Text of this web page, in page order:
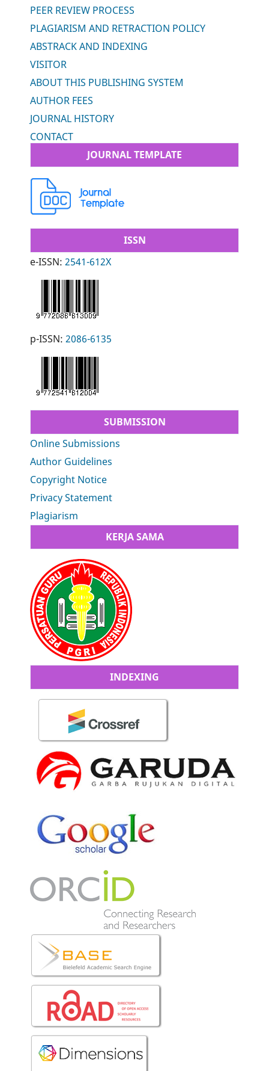
PEER REVIEW PROCESS
PLAGIARISM AND RETRACTION POLICY
ABSTRACK AND INDEXING
VISITOR
ABOUT THIS PUBLISHING SYSTEM
AUTHOR FEES
JOURNAL HISTORY
CONTACT
JOURNAL TEMPLATE
ISSN
e-ISSN:2541-612X
p-ISSN:2086-6135
SUBMISSION
Online Submissions
Author Guidelines
Copyright Notice
Privacy Statement
Plagiarism
KERJA SAMA
INDEXING